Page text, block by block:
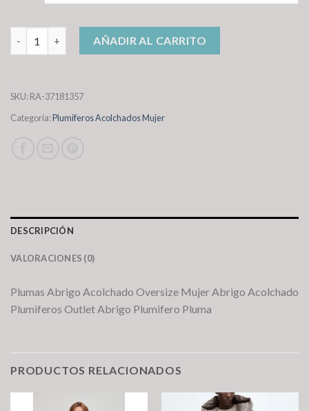
plumiferos acolchados mujer cantidad
AÑADIR AL CARRITO
SKU:RA-37181357
Categoría:Plumiferos Acolchados Mujer
DESCRIPCIÓN
VALORACIONES (0)
Plumas Abrigo Acolchado Oversize Mujer Abrigo Acolchado
Plumiferos Outlet Abrigo Plumifero Pluma
PRODUCTOS RELACIONADOS